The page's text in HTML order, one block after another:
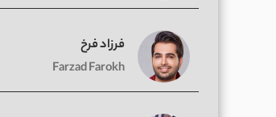
فرزاد فرخ
Farzad Farokh